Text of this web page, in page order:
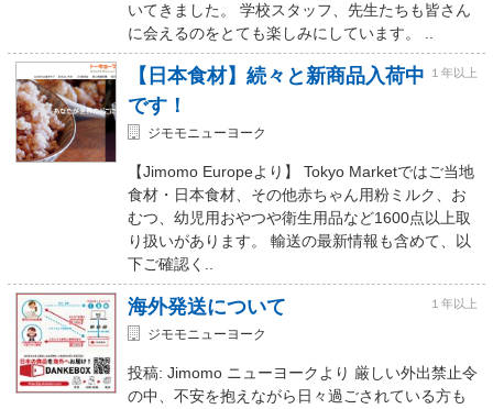
いてきました。 学校スタッフ、先生たちも皆さん
に会えるのをとても楽しみにしています。 ..
【日本食材】続々と新商品入荷中
です！
１年以上
ジモモニューヨーク
【Jimomo Europeより】 Tokyo Marketではご当地
食材・日本食材、その他赤ちゃん用粉ミルク、お
むつ、幼児用おやつや衛生用品など1600点以上取
り扱いがあります。 輸送の最新情報も含めて、以
下ご確認く..
海外発送について １年以上
ジモモニューヨーク
投稿: Jimomo ニューヨークより 厳しい外出禁止令
の中、不安を抱えながら日々過ごされている方も